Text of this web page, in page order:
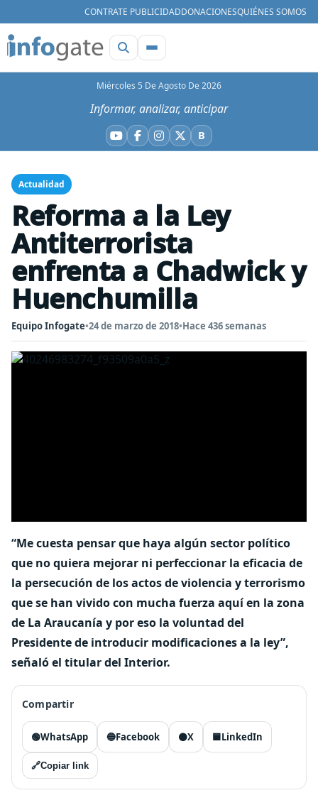
CONTRATE PUBLICIDADDONACIONESQUIÉNES SOMOS
Miércoles 5 De Agosto De 2026
Informar, analizar, anticipar
YouTube
Facebook
Instagram
X BBluesky
Actualidad
Reforma a la Ley
Antiterrorista
enfrenta a Chadwick y
Huenchumilla
Equipo Infogate•24 de marzo de 2018•Hace 436 semanas
“Me cuesta pensar que haya algún sector político
que no quiera mejorar ni perfeccionar la eficacia de
la persecución de los actos de violencia y terrorismo
que se han vivido con mucha fuerza aquí en la zona
de La Araucanía y por eso la voluntad del
Presidente de introducir modificaciones a la ley”,
señaló el titular del Interior.
Compartir
🟢WhatsApp 🔵Facebook ⚫X 🟦LinkedIn
🔗Copiar link